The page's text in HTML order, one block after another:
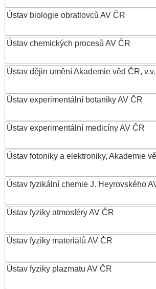
Ústav biologie obratlovců AV ČR
Ústav chemických procesů AV ČR
Ústav dějin umění Akademie věd ČR,
Ústav experimentální botaniky AV ČR
Ústav experimentální medicíny AV ČR
Ústav fotoniky a elektroniky, Akademie
Ústav fyzikální chemie J. Heyrovského
Ústav fyziky atmosféry AV ČR
Ústav fyziky materiálů AV ČR
Ústav fyziky plazmatu AV ČR